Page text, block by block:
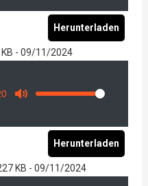
Herunterladen
KB - 09/11/2024
Volume
Herunterladen
KB - 09/11/2024